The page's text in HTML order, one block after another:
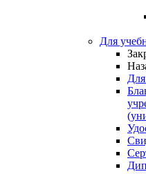
Для